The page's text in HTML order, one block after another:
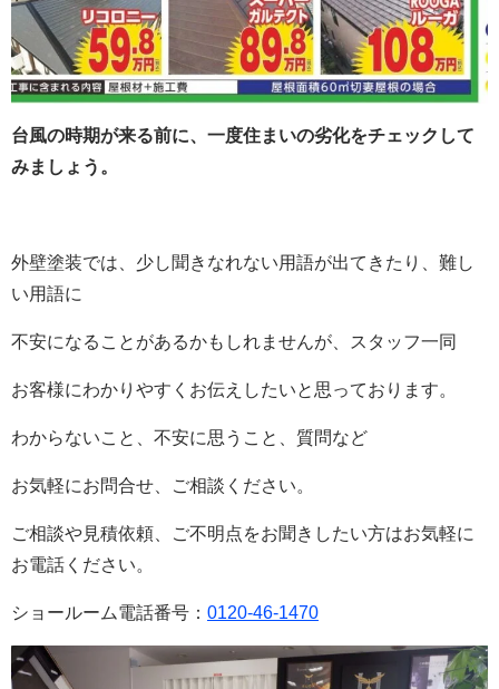
台風の時期が来る前に、一度住まいの劣化をチェックして
みましょう。
外壁塗装では、少し聞きなれない用語が出てきたり、難し
い用語に
不安になることがあるかもしれませんが、スタッフ一同
お客様にわかりやすくお伝えしたいと思っております。
わからないこと、不安に思うこと、質問など
お気軽にお問合せ、ご相談ください。
ご相談や見積依頼、ご不明点をお聞きしたい方はお気軽に
お電話ください。
ショールーム電話番号： 0120-46-1470